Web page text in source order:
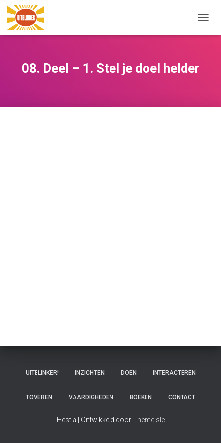
08. Deel – 1. Stel je doel helder
UITBLINKER! INZICHTEN DOEN INTERACTEREN
TOVEREN VAARDIGHEDEN BOEKEN CONTACT
Hestia | Ontwikkeld doorThemeIsle